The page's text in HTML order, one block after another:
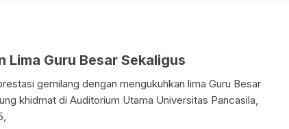
Lima Guru Besar Sekaligus
gemilang dengan mengukuhkan lima Guru Besar
khidmat di Auditorium Utama Universitas Pancasila,